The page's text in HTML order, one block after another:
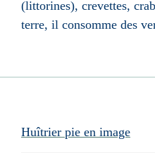
(littorines), crevettes,
terre, il consomme des
Huîtrier pie en image